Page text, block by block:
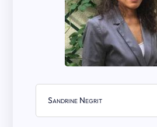
Sandrine Negrit